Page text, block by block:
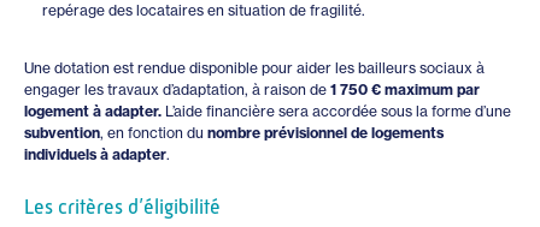
repérage des locataires en situation de fragilité.
Une dotation est rendue disponible pour aider les bailleurs sociaux à
engager les travaux d’adaptation, à raison de 1 750 € maximum par
logement à adapter. L’aide financière sera accordée sous la forme d’une
subvention, en fonction du nombre prévisionnel de logements
individuels à adapter.
Les critères d’éligibilité